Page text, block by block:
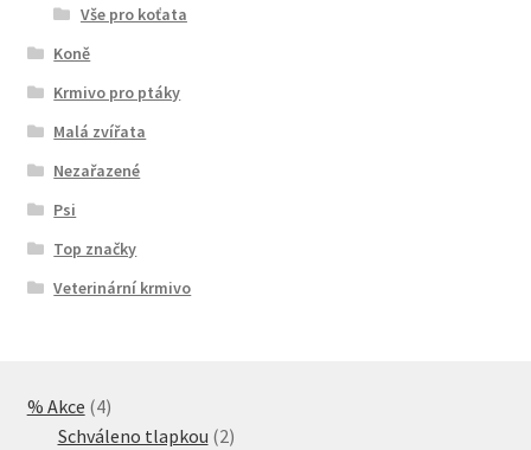
Vše pro koťata
Koně
Krmivo pro ptáky
Malá zvířata
Nezařazené
Psi
Top značky
Veterinární krmivo
% Akce 44
produkty
Schváleno tlapkou 22